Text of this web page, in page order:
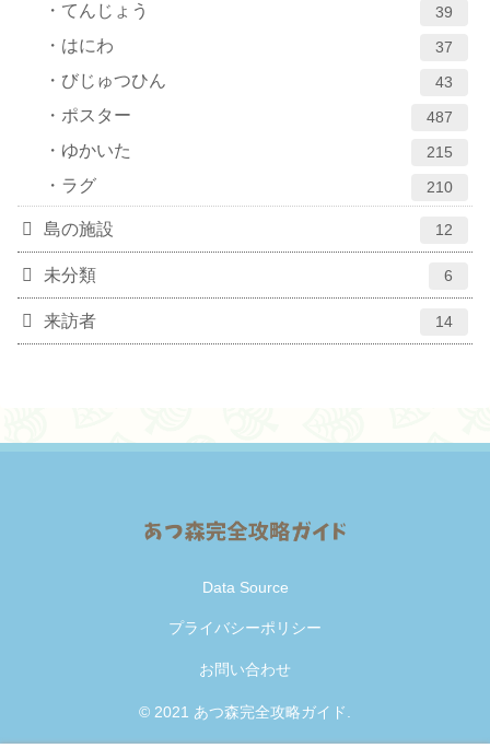
てんじょう 39
はにわ 37
びじゅつひん 43
ポスター 487
ゆかいた 215
ラグ 210
島の施設 12
未分類 6
来訪者 14
Data Source
プライバシーポリシー
お問い合わせ
© 2021 あつ森完全攻略ガイド.